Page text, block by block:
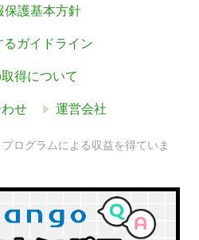
保護基本方針
ガイドライン
得について
せ 運営会社
ログラムによる収益を得ていま